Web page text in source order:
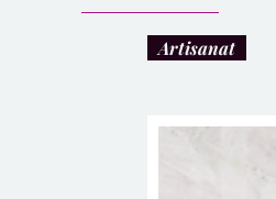
Artisanat